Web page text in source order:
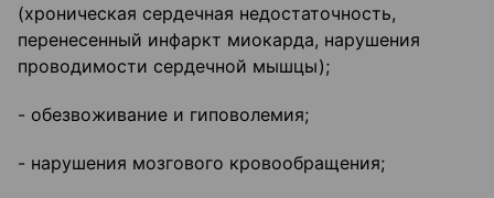
(хроническая сердечная недостаточность,
перенесенный инфаркт миокарда, нарушения
проводимости сердечной мышцы);
- обезвоживание и гиповолемия;
- нарушения мозгового кровообращения;